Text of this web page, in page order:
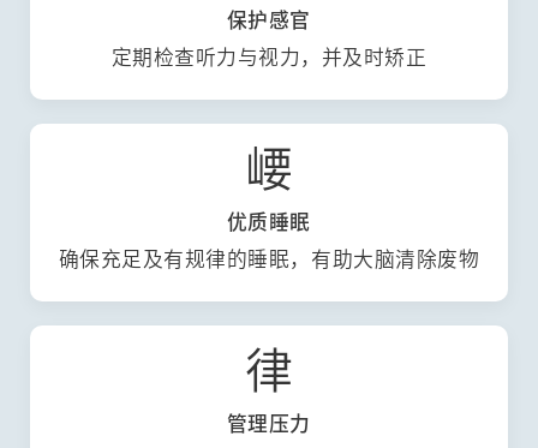
保护感官
定期检查听力与视力，并及时矫正
崾
优质睡眠
确保充足及有规律的睡眠，有助大脑清除废物
律
管理压力